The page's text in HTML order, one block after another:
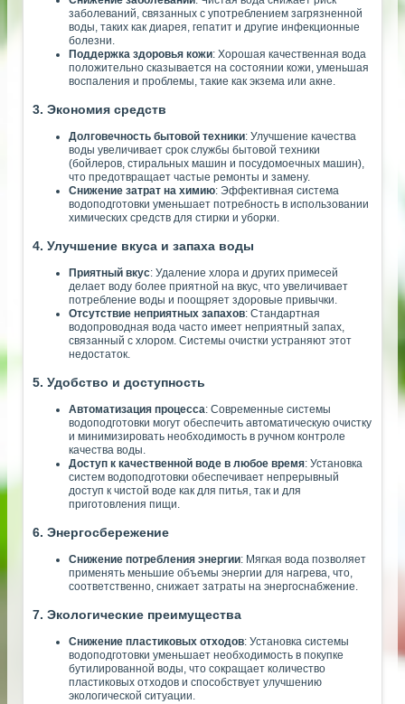
заболеваний, связанных с употреблением загрязненной
воды, таких как диарея, гепатит и другие инфекционные
болезни.
Поддержка здоровья кожи: Хорошая качественная вода
положительно сказывается на состоянии кожи, уменьшая
воспаления и проблемы, такие как экзема или акне.
3. Экономия средств
Долговечность бытовой техники: Улучшение качества
воды увеличивает срок службы бытовой техники
(бойлеров, стиральных машин и посудомоечных машин),
что предотвращает частые ремонты и замену.
Снижение затрат на химию: Эффективная система
водоподготовки уменьшает потребность в использовании
химических средств для стирки и уборки.
4. Улучшение вкуса и запаха воды
Приятный вкус: Удаление хлора и других примесей
делает воду более приятной на вкус, что увеличивает
потребление воды и поощряет здоровые привычки.
Отсутствие неприятных запахов: Стандартная
водопроводная вода часто имеет неприятный запах,
связанный с хлором. Системы очистки устраняют этот
недостаток.
5. Удобство и доступность
Автоматизация процесса: Современные системы
водоподготовки могут обеспечить автоматическую очистку
и минимизировать необходимость в ручном контроле
качества воды.
Доступ к качественной воде в любое время: Установка
систем водоподготовки обеспечивает непрерывный
доступ к чистой воде как для питья, так и для
приготовления пищи.
6. Энергосбережение
Снижение потребления энергии: Мягкая вода позволяет
применять меньшие объемы энергии для нагрева, что,
соответственно, снижает затраты на энергоснабжение.
7. Экологические преимущества
Снижение пластиковых отходов: Установка системы
водоподготовки уменьшает необходимость в покупке
бутилированной воды, что сокращает количество
пластиковых отходов и способствует улучшению
экологической ситуации.